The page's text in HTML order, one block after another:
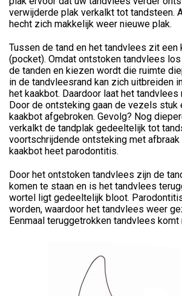
verwijderde plak verkalkt tot tandsteen.
hecht zich makkelijk weer nieuwe plak.
Tussen de tand en het tandvlees zit een
(pocket). Omdat ontstoken tandvlees
de tanden en kiezen wordt die ruimte
in de tandvleesrand kan zich uitbreiden
het kaakbot. Daardoor laat het tandvlees
Door de ontsteking gaan de vezels stuk
kaakbot afgebroken. Gevolg? Nog
verkalkt de tandplak gedeeltelijk tot
voortschrijdende ontsteking met
kaakbot heet parodontitis.
Door het ontstoken tandvlees zijn de
komen te staan en is het tandvlees
wortel ligt gedeeltelijk bloot.
worden, waardoor het tandvlees weer
Eenmaal teruggetrokken tandvlees komt